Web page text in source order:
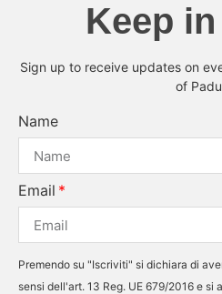
Keep
Sign up to receive updates on
of
Name
Email
Premendo su "Iscriviti" si dichiara di
sensi dell'art. 13 Reg. UE 679/2016 e si